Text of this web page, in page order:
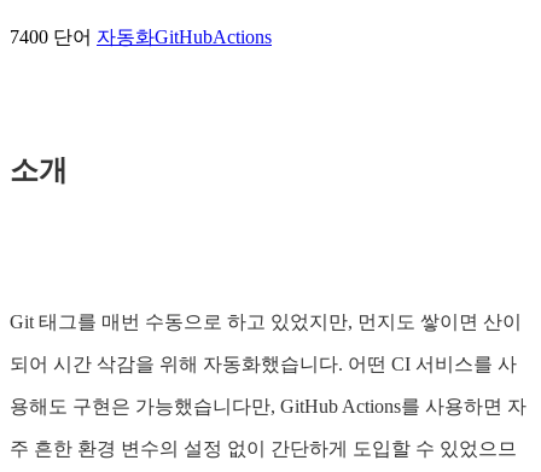
7400 단어 자동화GitHubActions
소개
Git 태그를 매번 수동으로 하고 있었지만, 먼지도 쌓이면 산이
되어 시간 삭감을 위해 자동화했습니다. 어떤 CI 서비스를 사
용해도 구현은 가능했습니다만, GitHub Actions를 사용하면 자
주 흔한 환경 변수의 설정 없이 간단하게 도입할 수 있었으므